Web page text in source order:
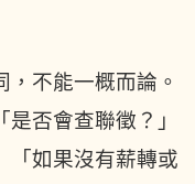
不能一概而論。
否會查聯徵？」
「如果沒有薪轉或